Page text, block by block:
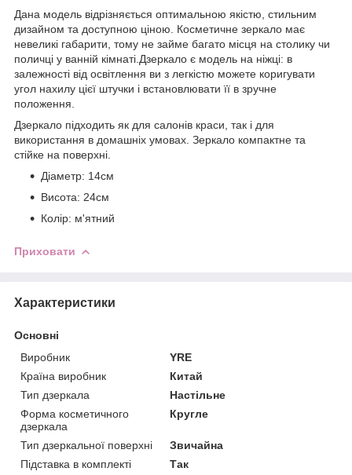
Дана модель відрізняється оптимальною якістю, стильним
дизайном та доступною ціною. Косметичне зеркало має
невеликі габарити, тому не займе багато місця на столику чи
поличці у ванній кімнаті.Дзеркало є модель на ніжці: в
залежності від освітлення ви з легкістю можете коригувати
угол нахилу цієї штучки і встановлювати її в зручне
положення.
Дзеркало підходить як для салонів краси, так і для
використання в домашніх умовах. Зеркало компактне та
стійке на поверхні.
Діаметр: 14см
Висота: 24см
Колір: м'ятний
Приховати
Характеристики
Основні
Виробник
YRE
Країна виробник
Китай
Тип дзеркала
Настільне
Форма косметичного
дзеркала
Кругле
Тип дзеркальної поверхні
Звичайна
Підставка в комплекті
Так